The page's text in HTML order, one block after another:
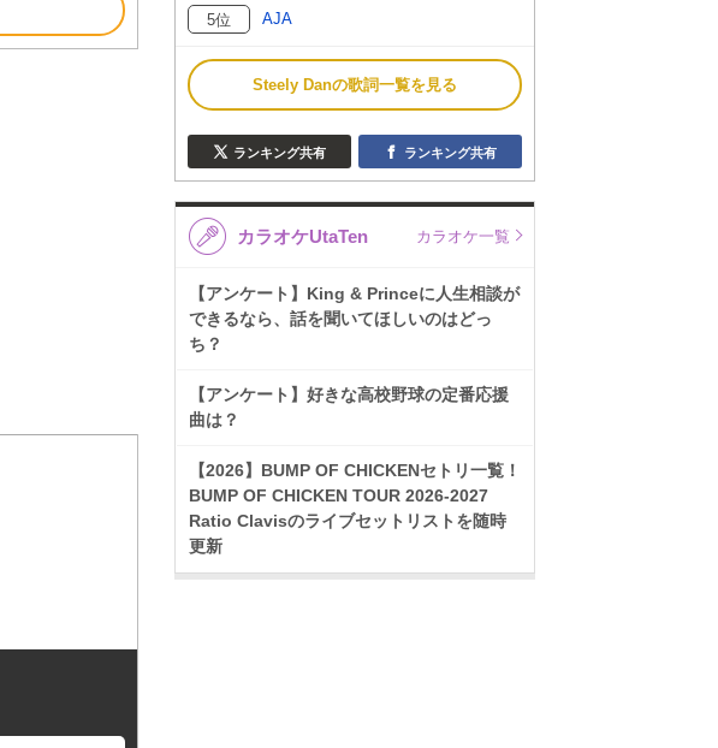
5位 AJA
Steely Danの歌詞一覧を見る
ランキング共有 ランキング共有
カラオケUtaTen カラオケ一覧
【アンケート】King & Princeに人生相談が
できるなら、話を聞いてほしいのはどっ
ち？
【アンケート】好きな高校野球の定番応援
曲は？
【2026】BUMP OF CHICKENセトリ一覧！
BUMP OF CHICKEN TOUR 2026-2027
Ratio Clavisのライブセットリストを随時
更新